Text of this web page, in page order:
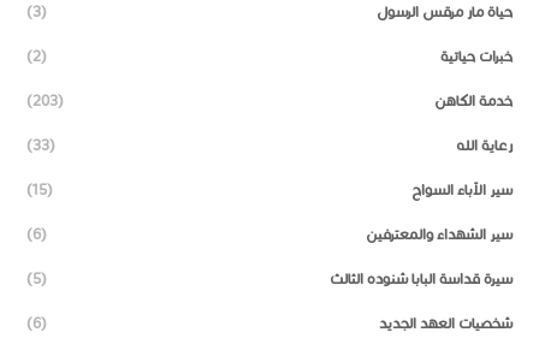
حياة مار مرقس الرسول (3)
خبرات حياتية (2)
خدمة الكاهن (203)
رعاية الله (33)
سير الآباء السواح (15)
سير الشهداء والمعترفين (6)
سيرة قداسة البابا شنوده الثالث (5)
شخصيات العهد الجديد (6)